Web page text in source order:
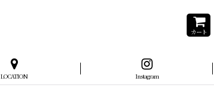
カート
LOCATION Instagram